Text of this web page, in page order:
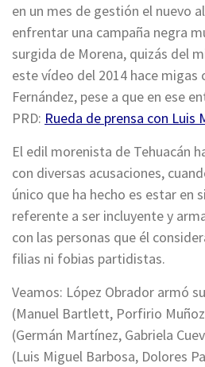
en un mes de gestión el nuevo
enfrentar una campaña negra
surgida de Morena, quizás del
este vídeo del 2014 hace migas
Fernández, pese a que en ese
PRD: Rueda de prensa con Luis
El edil morenista de Tehuacán
con diversas acusaciones,
único que ha hecho es estar en
referente a ser incluyente y
con las personas que él
filias ni fobias partidistas.
Veamos: López Obrador armó
(Manuel Bartlett, Porfirio
(Germán Martínez, Gabriela
(Luis Miguel Barbosa, Dolores